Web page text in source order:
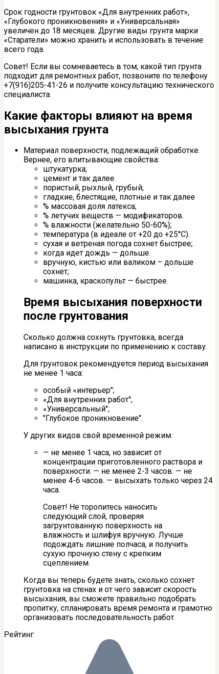
Срок годности грунтовок «Для внутренних работ»,
«Глубокого проникновения» и «Универсальная»
увеличен до 18 месяцев. Другие виды грунта марки
«Старатели» можно хранить и использовать в течение
всего года.
Совет! Если вы сомневаетесь в том, какой тип грунта
подходит для ремонтных работ, позвоните по телефону
+7(916)205-41-26 и получите консультацию технического
специалиста.
Какие факторы влияют на время
высыхания грунта
Материал поверхности, подлежащий обработке.
Вернее, его впитывающие свойства:
штукатурка;
цемент и так далее
пористый, рыхлый, грубый;
гладкие, блестящие, плотные и так далее
% массовая доля латекса;
% летучих веществ — модификаторов.
% влажности (желательно 50-60%);
температура (в идеале от +20 до +25°C).
сухая и ветреная погода сохнет быстрее;
когда идет дождь — дольше.
вручную, кистью или валиком – дольше
сохнет;
машинка, краскопульт — быстрее.
Время высыхания поверхности
после грунтования
Сколько должна сохнуть грунтовка, всегда
написано в инструкции по применению к составу.
Для грунтовок рекомендуется период высыхания
не менее 1 часа:
особый «интерьер";
«Для внутренних работ";
«Универсальный";
"Глубокое проникновение".
У других видов свой временной режим:
— не менее 1 часа, но зависит от
концентрации приготовленного раствора и
поверхности. — не менее 2-3 часов. — не
менее 4-6 часов. — высыхать только через 24
часа.
Совет! Не торопитесь наносить
следующий слой, проверяя
загрунтованную поверхность на
влажность и шлифуя вручную. Лучше
подождать лишние полчаса, и получить
сухую прочную стену с крепким
сцеплением.
Когда вы теперь будете знать, сколько сохнет
грунтовка на стенах и от чего зависит скорость
высыхания, вы сможете правильно подобрать
пропитку, спланировать время ремонта и грамотно
организовать последовательность работ.
Рейтинг